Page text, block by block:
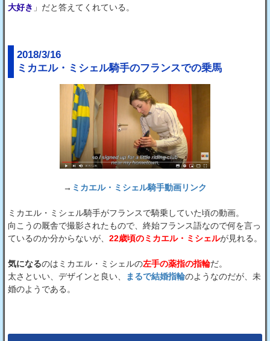
大好き 」だと答えてくれている。
2018/3/16
ミカエル・ミシェル騎手のフランスでの乗馬
→ ミカエル・ミシェル騎手動画リンク
ミカエル・ミシェル騎手がフランスで騎乗していた頃の動画。
向こうの厩舎で撮影されたもので、終始フランス語なので何を言っ
ているのか分からないが、 22歳頃のミカエル・ミシェルが見れる。
気になるのはミカエル・ミシェルの左手の薬指の指輪だ。
太さといい、デザインと良い、
まるで結婚指輪のようなのだが、未
婚のようである。